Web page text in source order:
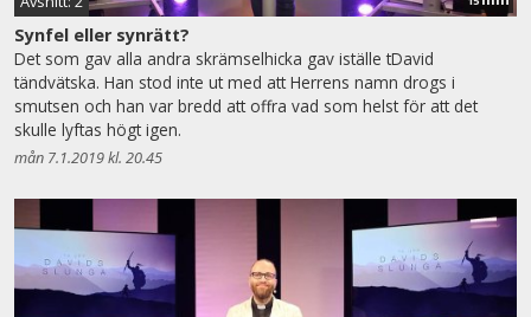
Synfel eller synrätt?
Det som gav alla andra skrämselhicka gav iställe tDavid
tändvätska. Han stod inte ut med att Herrens namn drogs i
smutsen och han var bredd att offra vad som helst för att det
skulle lyftas högt igen.
mån 7.1.2019 kl. 20.45